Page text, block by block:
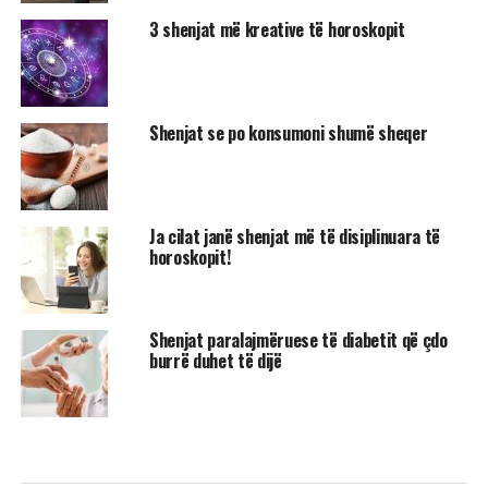
3 shenjat më kreative të horoskopit
Shenjat se po konsumoni shumë sheqer
Ja cilat janë shenjat më të disiplinuara të
horoskopit!
Shenjat paralajmëruese të diabetit që çdo
burrë duhet të dijë